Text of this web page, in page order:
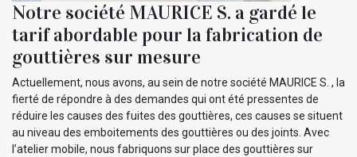
Notre société MAURICE S. a gardé le
tarif abordable pour la fabrication de
gouttières sur mesure
Actuellement, nous avons, au sein de notre société MAURICE S. , la
fierté de répondre à des demandes qui ont été pressentes de
réduire les causes des fuites des gouttières, ces causes se situent
au niveau des emboitements des gouttières ou des joints. Avec
l’atelier mobile, nous fabriquons sur place des gouttières sur